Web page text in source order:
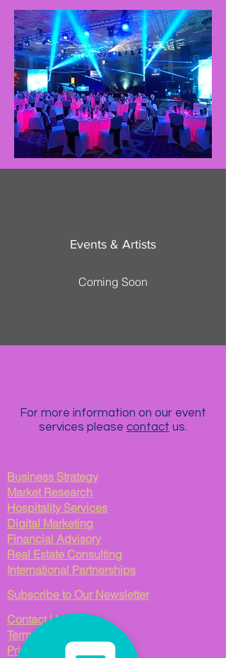
Events & Artists
Coming Soon
For more information on our event
services please contact us.
Business Strategy
Market Research
Hospitality Services
Digital Marketing
Financial Advisory
Real Estate Consulting
International Partnerships
Subscribe to Our Newsletter
Contact Us
Terms of Service
Privacy Policy